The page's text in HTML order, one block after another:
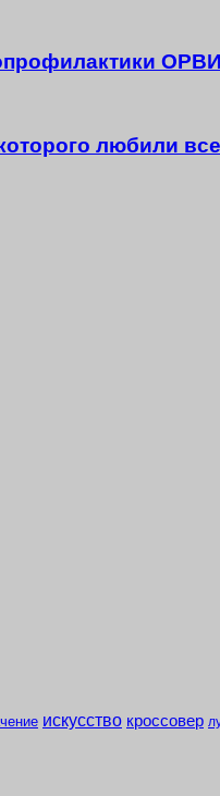
любили все
искусство кроссовер